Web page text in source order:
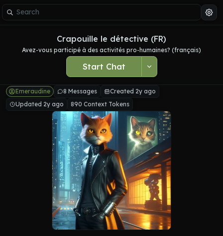
Crapouille le détective (FR)
Avez-vous participé à des activités pro-humaines? (français)
Start Chat
Emeraudine 8 Messages
Created 2y ago
Updated 2y ago
890 Context Tokens